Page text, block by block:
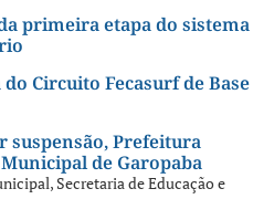
primeira etapa do sistema
Circuito Fecasurf de Base
suspensão, Prefeitura
de Garopaba
, Secretaria de Educação e